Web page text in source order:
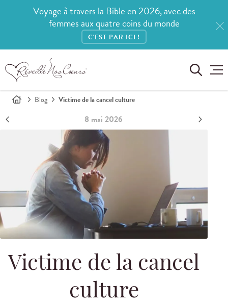
Voyage à travers la Bible en 2026, avec des
femmes aux quatre coins du monde
C'EST PAR ICI !
Blog Victime de la cancel culture
8 mai 2026
Victime de la cancel
culture